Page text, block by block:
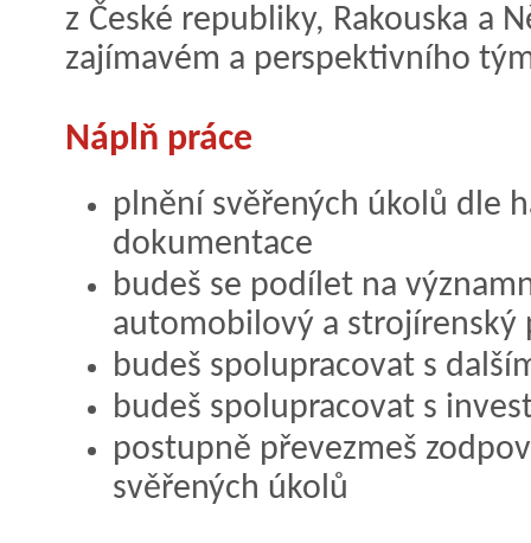
z České republiky, Rakouska a
zajímavém a perspektivního
Náplň práce
plnění svěřených úkolů dle
dokumentace
budeš se podílet na
automobilový a strojírenský
budeš spolupracovat s
budeš spolupracovat s
postupně převezmeš
svěřených úkolů